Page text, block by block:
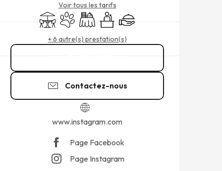
Voir tous les tarifs
TerrasseAnimaux acceptés
BanquetSéminaires
Traiteur
+ 6 autre(s) prestation(s)
Contactez-nous
www.instagram.com
Page Facebook
Page Instagram